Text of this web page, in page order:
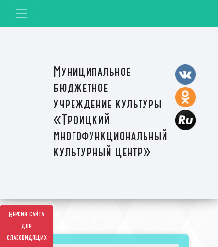
Версия сайта
для
слабовидящих
Муниципальное
бюджетное
учреждение культуры
«Троицкий
многофункциональный
культурный центр»